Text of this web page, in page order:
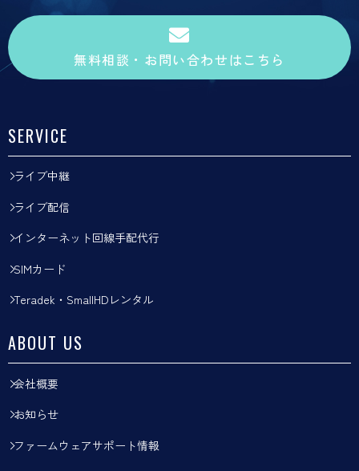
無料相談・お問い合わせはこちら
SERVICE
ライブ中継
ライブ配信
インターネット回線手配代行
SIMカード
Teradek・SmallHDレンタル
ABOUT US
会社概要
お知らせ
ファームウェアサポート情報